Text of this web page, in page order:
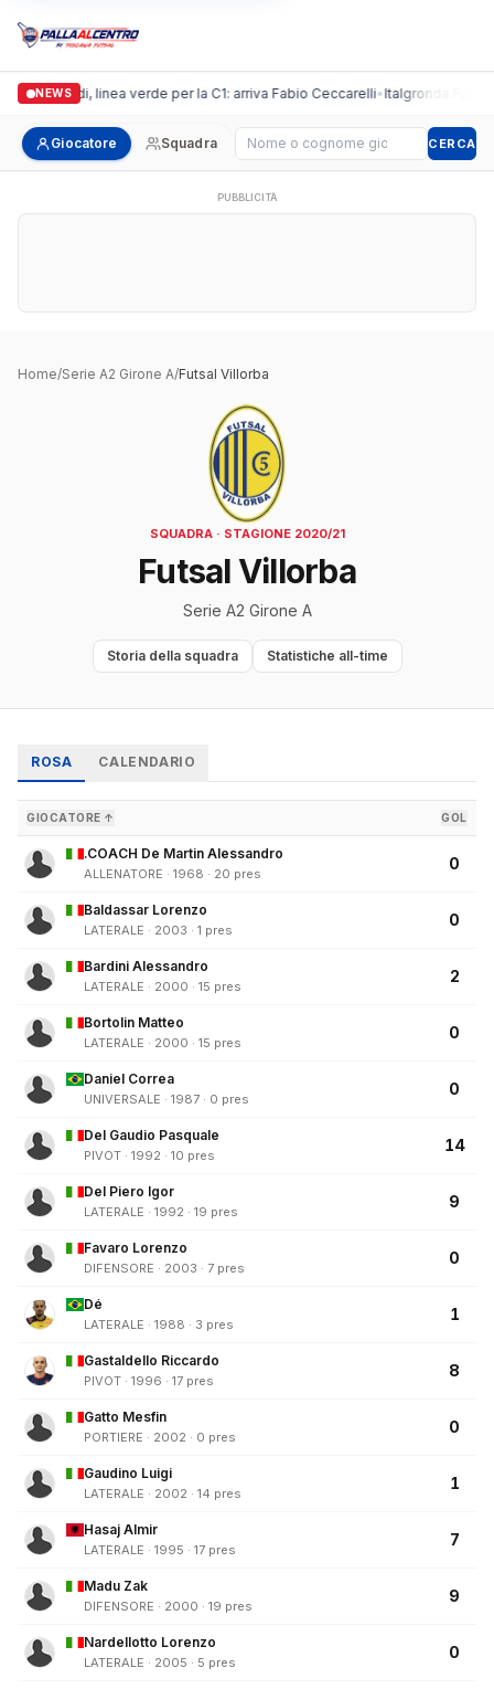
NEWS
Casalguidi, linea verde per la C1: arriva Fabio Ceccarelli•Italgronda Futsal
Giocatore Squadra Cerca giocatore CERCA
PUBBLICITÀ
Home/Serie A2 Girone A/Futsal Villorba
SQUADRA · STAGIONE 2020/21
Futsal Villorba
Serie A2 Girone A
Storia della squadra Statistiche all-time
ROSA CALENDARIO
GIOCATORE ↑ GOL
.COACH De Martin Alessandro
ALLENATORE · 1968 · 20 pres
0
Baldassar Lorenzo
LATERALE · 2003 · 1 pres
0
Bardini Alessandro
LATERALE · 2000 · 15 pres
2
Bortolin Matteo
LATERALE · 2000 · 15 pres
0
Daniel Correa
UNIVERSALE · 1987 · 0 pres
0
Del Gaudio Pasquale
PIVOT · 1992 · 10 pres
14
Del Piero Igor
LATERALE · 1992 · 19 pres
9
Favaro Lorenzo
DIFENSORE · 2003 · 7 pres
0
Dé
LATERALE · 1988 · 3 pres
1
Gastaldello Riccardo
PIVOT · 1996 · 17 pres
8
Gatto Mesfin
PORTIERE · 2002 · 0 pres
0
Gaudino Luigi
LATERALE · 2002 · 14 pres
1
Hasaj Almir
LATERALE · 1995 · 17 pres
7
Madu Zak
DIFENSORE · 2000 · 19 pres
9
Nardellotto Lorenzo
LATERALE · 2005 · 5 pres
0